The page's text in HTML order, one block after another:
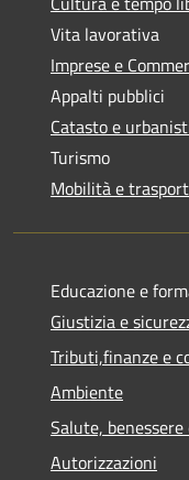
Vita lavorativa
Imprese e
Appalti pubblici
Catasto e
Turismo
Mobilità e
Educazione e
Giustizia e
Tributi,finanze e
Ambiente
Salute,
Autorizzazioni